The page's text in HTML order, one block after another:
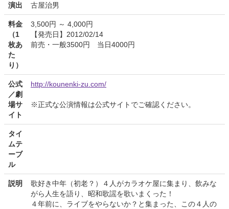
演出 古屋治男
料金
（1
枚あ
た
り）
3,500円 ～ 4,000円
【発売日】2012/02/14
前売・一般3500円 当日4000円
公式
／劇
場サ
イト
http://kounenki-zu.com/
※正式な公演情報は公式サイトでご確認ください。
タイ
ムテ
ーブ
ル
説明
歌好き中年（初老？）４人がカラオケ屋に集まり、飲みな
がら人生を語り、昭和歌謡を歌いまくった！
４年前に、ライブをやらないか？と集まった、この４人の